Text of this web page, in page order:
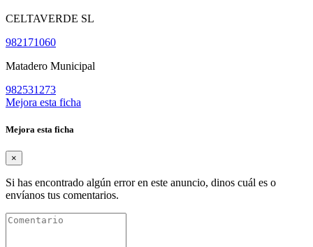
CELTAVERDE SL
982171060
Matadero Municipal
982531273
Mejora esta ficha
Mejora esta ficha
×
Si has encontrado algún error en este anuncio, dinos cuál es o
envíanos tus comentarios.